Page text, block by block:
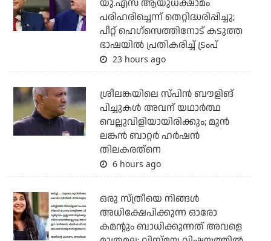
യു.എസ് ആയുധക്ഷാമം
പരിഹരിച്ചെന്ന് തെറ്റിദ്ധരിപ്പിച്ചു;
പീറ്റ് ഹെഗ്‌സെത്തിനോട് കടുത്ത
ഭാഷയില്‍ പ്രതികരിച്ച് ട്രംപ്
23 hours ago
ശ്രീലങ്കയിലെ സ്പിന്‍ ബൗളിങ്
പിച്ചുകള്‍ അവന് യഥാര്‍ത്ഥ
വെല്ലുവിളിയായിരിക്കും; മുന്‍
ലങ്കന്‍ ബാറ്റര്‍ ഹര്‍ഷന്‍
തിലകരത്‌നെ
6 hours ago
ഒരു സ്ത്രീയെ നിങ്ങള്‍
അധിക്ഷേപിക്കുന്ന ഓരോ
കമന്റും ബാധിക്കുന്നത് അവളെ